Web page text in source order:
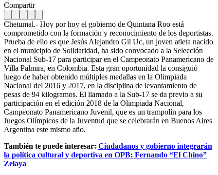
Compartir
Chetumal.- Hoy por hoy el gobierno de Quintana Roo está
comprometido con la formación y reconocimiento de los deportistas.
Prueba de ello es que Jesús Alejandro Gil Uc, un joven atleta nacido
en el municipio de Solidaridad, ha sido convocado a la Selección
Nacional Sub-17 para participar en el Campeonato Panamericano de
Villa Palmira, en Colombia. Esta gran oportunidad la consiguió
luego de haber obtenido múltiples medallas en la Olimpiada
Nacional del 2016 y 2017, en la disciplina de levantamiento de
pesas de 94 kilogramos. El llamado a la Sub-17 se da previo a su
participación en el edición 2018 de la Olimpiada Nacional,
Campeonato Panamericano Juvenil, que es un trampolín para los
Juegos Olímpicos de la Juventud que se celebrarán en Buenos Aires
Argentina este mismo año.
También te puede interesar: Ciudadanos y gobierno integrarán
la política cultural y deportiva en OPB: Fernando “El Chino”
Zelaya